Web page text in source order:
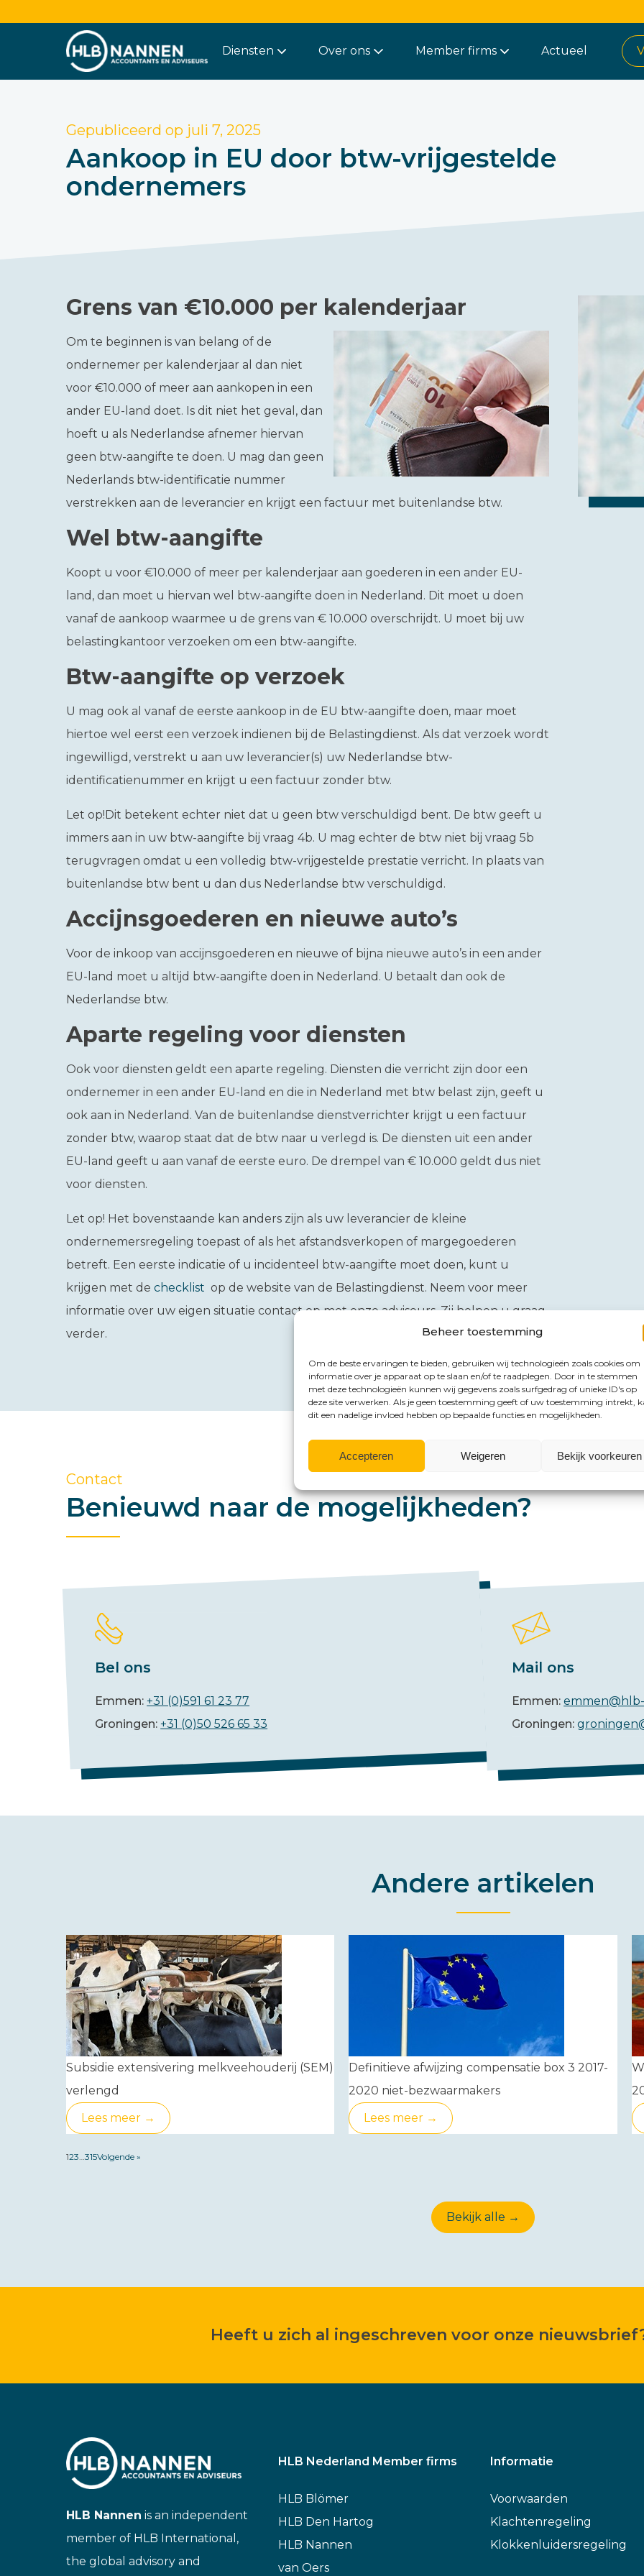
Beheer toestemming
Om de beste ervaringen te bieden, gebruiken wij technologieën zoals cookies om
informatie over je apparaat op te slaan en/of te raadplegen. Door in te stemmen
met deze technologieën kunnen wij gegevens zoals surfgedrag of unieke ID's op
deze site verwerken. Als je geen toestemming geeft of uw toestemming intrekt,
dit een nadelige invloed hebben op bepaalde functies en mogelijkheden.
Accepteren Weigeren Bekijk voorkeuren
Diensten Over ons Member firms Actueel
Gepubliceerd op juli 7, 2025
Aankoop in EU door btw-vrijgestelde
ondernemers
Grens van €10.000 per kalenderjaar
Om te beginnen is van belang of de
ondernemer per kalenderjaar al dan niet
voor €10.000 of meer aan aankopen in een
ander EU-land doet. Is dit niet het geval, dan
hoeft u als Nederlandse afnemer hiervan
geen btw-aangifte te doen. U mag dan geen
Nederlands btw-identificatie nummer
verstrekken aan de leverancier en krijgt een factuur met buitenlandse btw.
Wel btw-aangifte
Koopt u voor €10.000 of meer per kalenderjaar aan goederen in een ander EU-
land, dan moet u hiervan wel btw-aangifte doen in Nederland. Dit moet u doen
vanaf de aankoop waarmee u de grens van € 10.000 overschrijdt. U moet bij uw
belastingkantoor verzoeken om een btw-aangifte.
Btw-aangifte op verzoek
U mag ook al vanaf de eerste aankoop in de EU btw-aangifte doen, maar moet
hiertoe wel eerst een verzoek indienen bij de Belastingdienst. Als dat verzoek wordt
ingewilligd, verstrekt u aan uw leverancier(s) uw Nederlandse btw-
identificatienummer en krijgt u een factuur zonder btw.
Let op!Dit betekent echter niet dat u geen btw verschuldigd bent. De btw geeft u
immers aan in uw btw-aangifte bij vraag 4b. U mag echter de btw niet bij vraag 5b
terugvragen omdat u een volledig btw-vrijgestelde prestatie verricht. In plaats van
buitenlandse btw bent u dan dus Nederlandse btw verschuldigd.
Accijnsgoederen en nieuwe auto’s
Voor de inkoop van accijnsgoederen en nieuwe of bijna nieuwe auto’s in een ander
EU-land moet u altijd btw-aangifte doen in Nederland. U betaalt dan ook de
Nederlandse btw.
Aparte regeling voor diensten
Ook voor diensten geldt een aparte regeling. Diensten die verricht zijn door een
ondernemer in een ander EU-land en die in Nederland met btw belast zijn, geeft u
ook aan in Nederland. Van de buitenlandse dienstverrichter krijgt u een factuur
zonder btw, waarop staat dat de btw naar u verlegd is. De diensten uit een ander
EU-land geeft u aan vanaf de eerste euro. De drempel van € 10.000 geldt dus niet
voor diensten.
Let op! Het bovenstaande kan anders zijn als uw leverancier de kleine
ondernemersregeling toepast of als het afstandsverkopen of margegoederen
betreft. Een eerste indicatie of u incidenteel btw-aangifte moet doen, kunt u
krijgen met de checklist op de website van de Belastingdienst. Neem voor meer
informatie over uw eigen situatie contact op met onze adviseurs. Zij helpen u graag
verder.
Contact
Benieuwd naar de mogelijkheden?
Bel ons
Emmen:+31 (0)591 61 23 77
Groningen:+31 (0)50 526 65 33
Mail ons
Emmen:
Groningen:
Andere artikelen
Subsidie extensivering melkveehouderij (SEM)
verlengd
Lees meer →
Definitieve afwijzing compensatie box 3 2017-
2020 niet-bezwaarmakers
Lees meer →
123 315Volgende »
Bekijk alle →
Heeft u zich al ingeschreven voor onze
HLB Nannen is an independent
member of HLB International,
the global advisory and
HLB Nederland Member firms
HLB Blömer
HLB Den Hartog
HLB Nannen
van Oers
Informatie
Voorwaarden
Klachtenregeling
Klokkenluidersregeling